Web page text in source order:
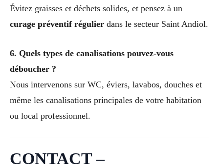
Évitez graisses et déchets solides, et pensez à un
curage préventif régulier dans le secteur Saint Andiol.
6. Quels types de canalisations pouvez-vous
déboucher ?
Nous intervenons sur WC, éviers, lavabos, douches et
même les canalisations principales de votre habitation
ou local professionnel.
CONTACT –